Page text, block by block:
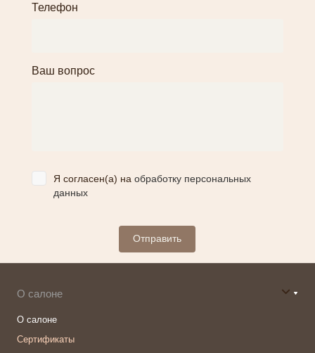
Телефон
Ваш вопрос
Я согласен(а) на обработку персональных
данных
О салоне
О салоне
Сертификаты